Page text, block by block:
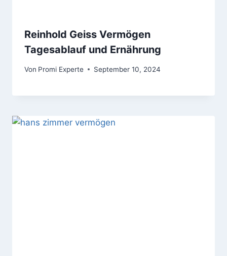
Reinhold Geiss Vermögen
Tagesablauf und Ernährung
Von Promi Experte September 10, 2024